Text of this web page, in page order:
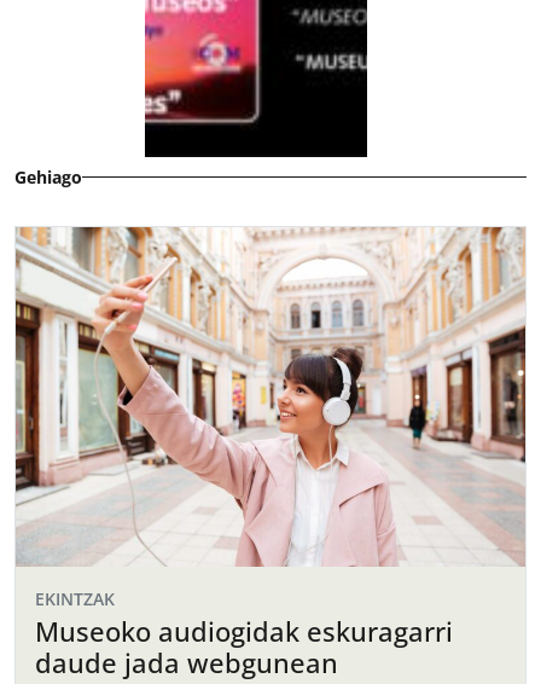
Gehiago
EKINTZAK
Museoko audiogidak eskuragarri
daude jada webgunean